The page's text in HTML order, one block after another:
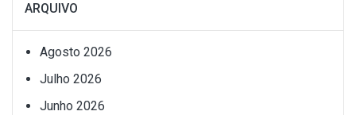
ARQUIVO
Agosto 2026
Julho 2026
Junho 2026